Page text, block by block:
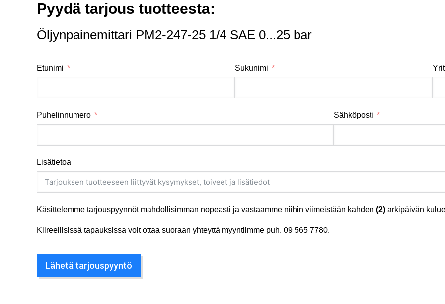
Pyydä tarjous tuotteesta:
Öljynpainemittari PM2-247-25 1/4 SAE 0...25 bar
Etunimi Sukunimi
Puhelinnumero Sähköposti
Lisätietoa
Käsittelemme tarjouspyynnöt mahdollisimman nopeasti ja vastaamme niihin viimeistään kahden (2) arkipäivän
Kiireellisissä tapauksissa voit ottaa suoraan yhteyttä myyntiimme puh. 09 565 7780.
Lähetä tarjouspyyntö